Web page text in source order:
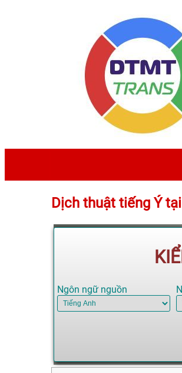
Dịch thuật tiếng Ý
Ngôn ngữ nguồn